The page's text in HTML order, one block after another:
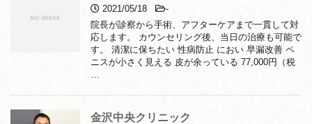
2021/05/18
-
院長が診察から手術、アフターケアまで一貫して対
応します。 カウンセリング後、当日の治療も可能で
す。 清潔に保ちたい 性病防止 におい 早漏改善 ペ
ニスが小さく見える 皮が余っている 77,000円（税
金沢中央クリニック